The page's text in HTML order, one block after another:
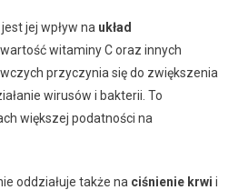
jej wpływ na układ
witaminy C oraz innych
przyczynia się do zwiększenia
wirusów i bakterii. To
większej podatności na
oddziałuje także na ciśnienie krwi i